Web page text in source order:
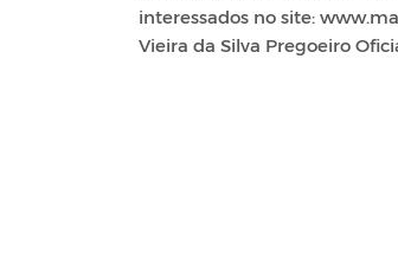
interessados no site:
Vieira da Silva Pregoeiro